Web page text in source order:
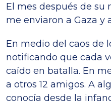
El mes después de su
me enviaron a Gaza y
En medio del caos de
notificando que cada
caído en batalla. En
a otros 12 amigos. A
conocía desde la